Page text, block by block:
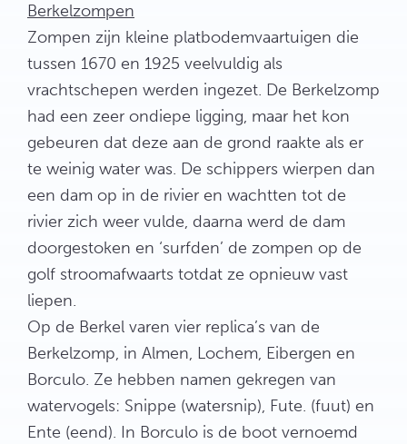
Berkelzompen
Zompen zijn kleine platbodemvaartuigen die
tussen 1670 en 1925 veelvuldig als
vrachtschepen werden ingezet. De Berkelzomp
had een zeer ondiepe ligging, maar het kon
gebeuren dat deze aan de grond raakte als er
te weinig water was. De schippers wierpen dan
een dam op in de rivier en wachtten tot de
rivier zich weer vulde, daarna werd de dam
doorgestoken en ‘surfden’ de zompen op de
golf stroomafwaarts totdat ze opnieuw vast
liepen.
Op de Berkel varen vier replica’s van de
Berkelzomp, in Almen, Lochem, Eibergen en
Borculo. Ze hebben namen gekregen van
watervogels: Snippe (watersnip), Fute. (fuut) en
Ente (eend). In Borculo is de boot vernoemd